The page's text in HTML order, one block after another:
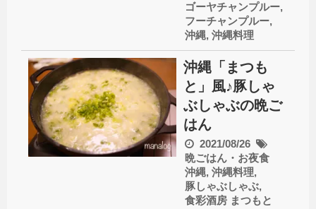
ゴーヤチャンプルー,
フーチャンプルー,
沖縄, 沖縄料理
沖縄「まつも
と」風♪豚しゃ
ぶしゃぶの晩ご
はん
2021/08/26
晩ごはん・お夜食
沖縄, 沖縄料理,
豚しゃぶしゃぶ,
食彩酒房 まつもと